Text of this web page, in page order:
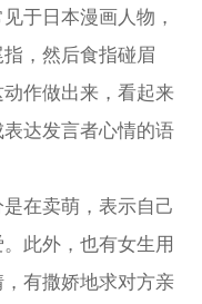
于日本漫画人物，
，然后食指碰眉
作做出来，看起来
达发言者心情的语
在卖萌，表示自己
此外，也有女生用
有撒娇地求对方亲